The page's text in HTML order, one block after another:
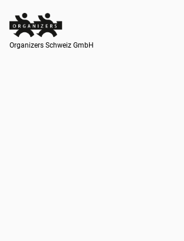
Organizers Schweiz GmbH
Organizers Schweiz GmbH